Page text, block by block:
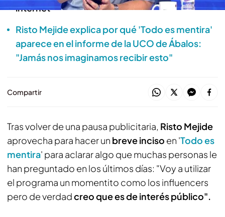
internet
Risto Mejide explica por qué 'Todo es mentira'
aparece en el informe de la UCO de Ábalos:
"Jamás nos imaginamos recibir esto"
Compartir
Tras volver de una pausa publicitaria, Risto Mejide
aprovecha para hacer un breve inciso en 'Todo es
mentira' para aclarar algo que muchas personas le
han preguntado en los últimos días: "Voy a utilizar
el programa un momentito como los influencers
pero de verdadcreo que es de interés público".